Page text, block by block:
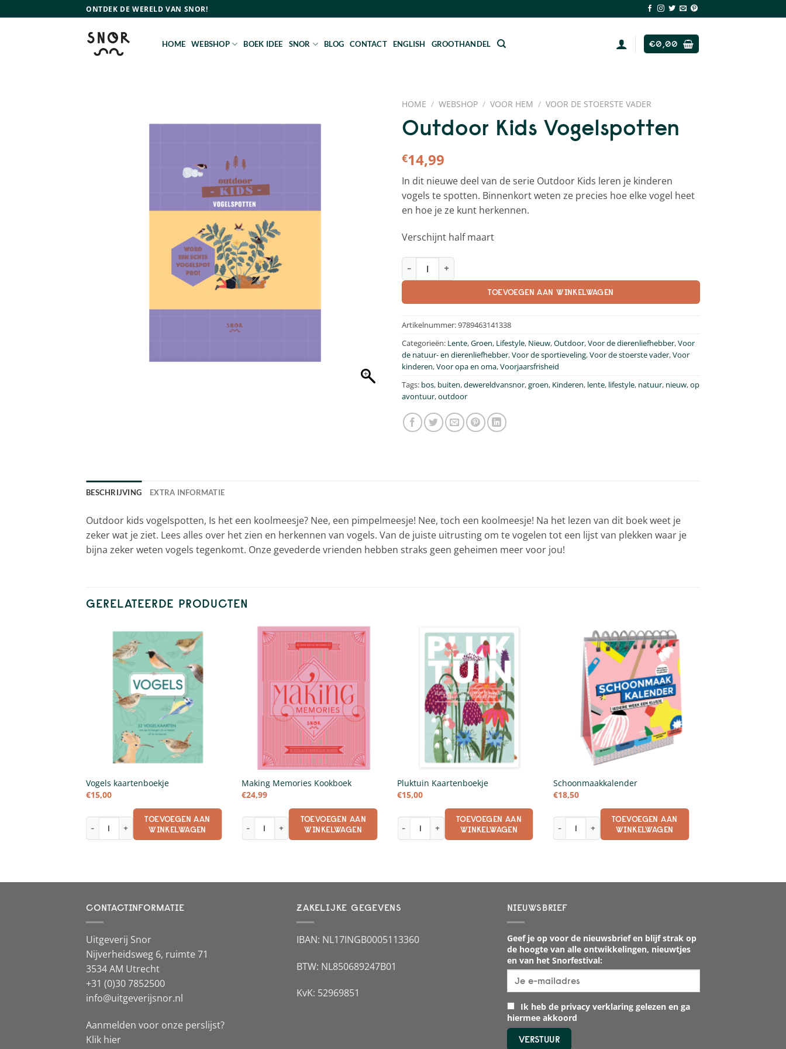
naar
ONTDEK DE WERELD VAN SNOR!
HOME WEBSHOP BOEK IDEE SNOR BLOG CONTACT ENGLISH GROOTHANDEL €0,00
HOME / WEBSHOP / VOOR HEM / VOOR DE STOERSTE VADER
Outdoor Kids Vogelspotten
€14,99
In dit nieuwe deel van de serie Outdoor Kids leren je kinderen
vogels te spotten. Binnenkort weten ze precies hoe elke vogel heet
en hoe je ze kunt herkennen.
Verschijnt half maart
Outdoor Kids Vogelspotten aantal
TOEVOEGEN AAN WINKELWAGEN
Artikelnummer:9789463141338
Categorieën: Lente,Groen, Lifestyle, Nieuw,Outdoor,Voor de dierenliefhebber,Voor
de natuur- en dierenliefhebber,Voor de sportieveling,Voor de stoerste vader,Voor
kinderen,Voor opa en oma,Voorjaarsfrisheid
Tags: bos, buiten,dewereldvansnor,groen, Kinderen, lente, lifestyle, natuur, nieuw,op
avontuur,outdoor
BESCHRIJVING EXTRA INFORMATIE
Outdoor kids vogelspotten, Is het een koolmeesje? Nee, een pimpelmeesje! Nee, toch een koolmeesje! Na het lezen van dit boek weet je
zeker wat je ziet. Lees alles over het zien en herkennen van vogels. Van de juiste uitrusting om te vogelen tot een lijst van plekken waar je
bijna zeker weten vogels tegenkomt. Onze gevederde vrienden hebben straks geen geheimen meer voor jou!
GERELATEERDE PRODUCTEN
Vogels kaartenboekje
€15,00
Vogels kaartenboekje aantal
TOEVOEGEN AAN
WINKELWAGEN
Making Memories Kookboek
€24,99
Making Memories Kookboek aantal
TOEVOEGEN AAN
WINKELWAGEN
Pluktuin Kaartenboekje
€15,00
Pluktuin Kaartenboekje aantal
TOEVOEGEN AAN
WINKELWAGEN
Schoonmaakkalender
€18,50
Schoonmaakkalender aantal
TOEVOEGEN AAN
WINKELWAGEN
CONTACTINFORMATIE
Uitgeverij Snor
Nijverheidsweg 6, ruimte 71
3534 AM Utrecht
+31 (0)30 7852500
info@uitgeverijsnor.nl
Aanmelden voor onze perslijst?
Klik hier
ZAKELIJKE GEGEVENS
IBAN: NL17INGB0005113360
BTW: NL850689247B01
KvK: 52969851
NIEUWSBRIEF
Geef je op voor de nieuwsbrief en blijf strak op
de hoogte van alle ontwikkelingen, nieuwtjes
en van het Snorfestival:
Ik heb de privacy verklaring gelezen en ga
hiermee akkoord